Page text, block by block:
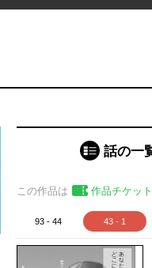
話の一
この作品は 作品チケット
93 - 44 43 - 1